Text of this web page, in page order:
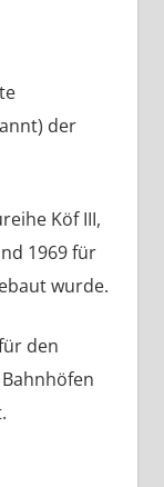
der
Köf III,
1969 für
wurde.
den